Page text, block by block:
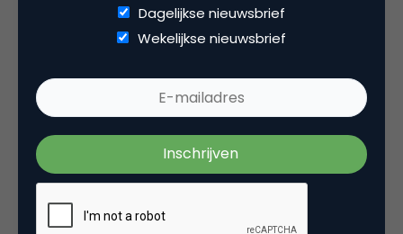
zoekt met hun fanbase..
26 januari 2011 om 11:21
Uri Roos
Dagelijkse nieuwsbrief
Wekelijkse nieuwsbrief